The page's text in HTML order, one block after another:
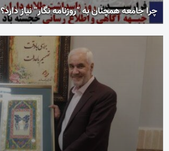
چرا جامعه همچنان به “روزنامه نگار” نیاز دارد؟